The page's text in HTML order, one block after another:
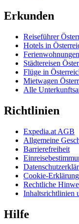
Erkunden
Reiseführer
Hotels in
Städtereisen
Flüge in
Mietwagen
Alle
Richtlinien
Expedia.at AGB
Allgemeine
Barrierefreiheit
Cookie-Erklärung
Rechtliche
Inhaltsrichtlinien
Hilfe